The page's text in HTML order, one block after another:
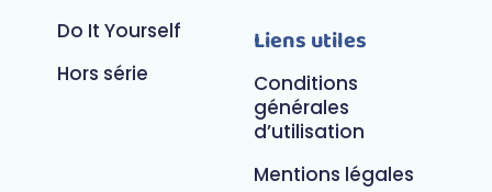
Do It Yourself
Hors série
Liens utiles
Conditions
générales
d’utilisation
Mentions légales